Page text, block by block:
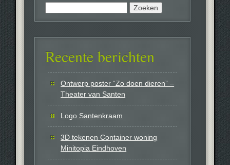
Zoeken
naar:
Recente berichten
Ontwerp poster “Zo doen dieren” –
Theater van Santen
Logo Santenkraam
3D tekenen Container woning
Minitopia Eindhoven